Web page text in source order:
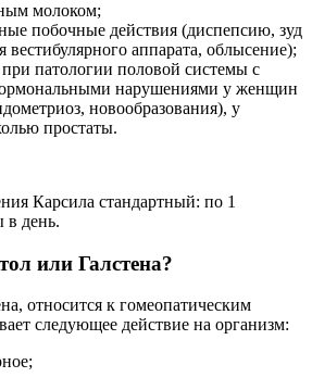
молоком;
побочные действия (диспепсию, зуд
аппарата, облысение);
патологии половой системы с
нарушениями у женщин
новообразования), у
простаты.
Карсила стандартный: по 1
в день.
или Галстена?
относится к гомеопатическим
следующее действие на организм: